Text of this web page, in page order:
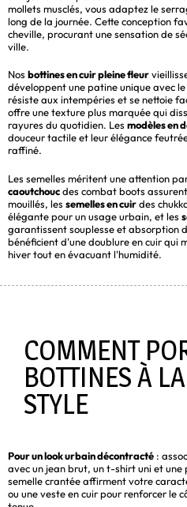
mollets musclés, vous adaptez le
long de la journée. Cette conception
cheville, procurant une sensation de
ville.
Nos bottines en cuir pleine fleur
développent une patine unique avec
résiste aux intempéries et se nettoie
offre une texture plus marquée qui
rayures du quotidien. Les modèles en
douceur tactile et leur élégance
raffiné.
Les semelles méritent une attention
caoutchoucdes combat boots
mouillés, les semelles en cuirdes
élégante pour un usage urbain, et les
garantissent souplesse et absorption
bénéficient d'une doublure en cuir qui
hiver tout en évacuant l'humidité.
COMMENT
BOTTINES À
STYLE
Pour un look urbain décontracté :
avec un jean brut, un t-shirt uni et une
semelle crantée affirment votre
ou une veste en cuir pour renforcer le